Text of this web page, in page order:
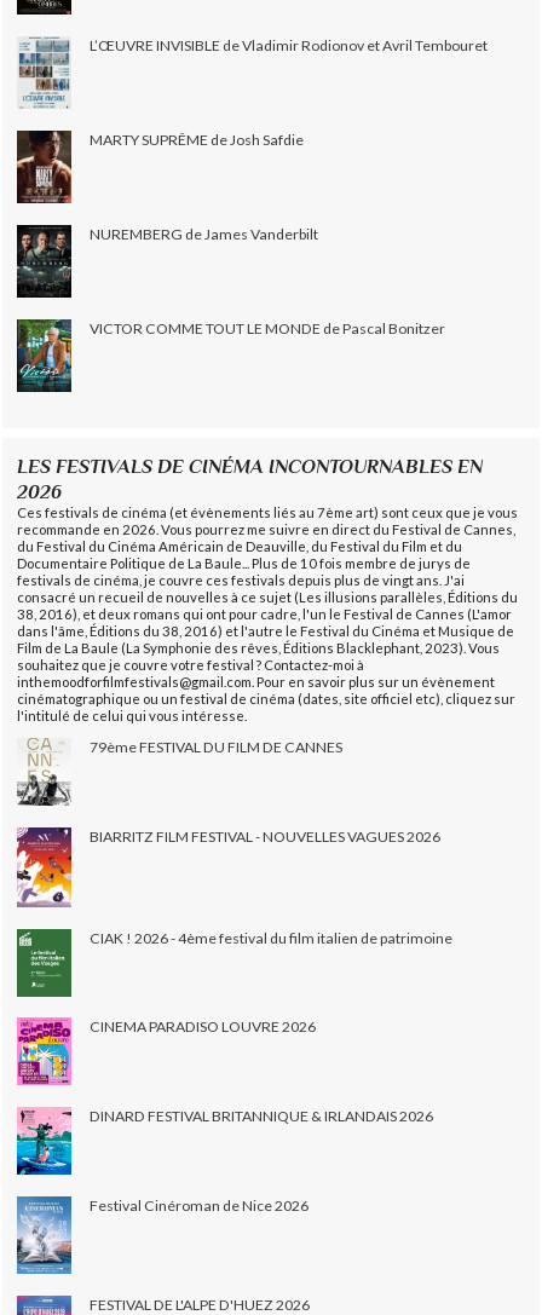
L’ŒUVRE INVISIBLE de Vladimir Rodionov et Avril Tembouret
MARTY SUPRÊME de Josh Safdie
NUREMBERG de James Vanderbilt
VICTOR COMME TOUT LE MONDE de Pascal Bonitzer
LES FESTIVALS DE CINÉMA INCONTOURNABLES EN
2026
Ces festivals de cinéma (et évènements liés au 7ème art) sont ceux que je vous
recommande en 2026. Vous pourrez me suivre en direct du Festival de Cannes,
du Festival du Cinéma Américain de Deauville, du Festival du Film et du
Documentaire Politique de La Baule... Plus de 10 fois membre de jurys de
festivals de cinéma, je couvre ces festivals depuis plus de vingt ans. J'ai
consacré un recueil de nouvelles à ce sujet (Les illusions parallèles, Éditions du
38, 2016), et deux romans qui ont pour cadre, l'un le Festival de Cannes (L'amor
dans l'âme, Éditions du 38, 2016) et l'autre le Festival du Cinéma et Musique de
Film de La Baule (La Symphonie des rêves, Éditions Blacklephant, 2023). Vous
souhaitez que je couvre votre festival ? Contactez-moi à
inthemoodforfilmfestivals@gmail.com. Pour en savoir plus sur un évènement
cinématographique ou un festival de cinéma (dates, site officiel etc), cliquez sur
l'intitulé de celui qui vous intéresse.
79ème FESTIVAL DU FILM DE CANNES
BIARRITZ FILM FESTIVAL - NOUVELLES VAGUES 2026
CIAK ! 2026 - 4ème festival du film italien de patrimoine
CINEMA PARADISO LOUVRE 2026
DINARD FESTIVAL BRITANNIQUE & IRLANDAIS 2026
Festival Cinéroman de Nice 2026
FESTIVAL DE L'ALPE D'HUEZ 2026